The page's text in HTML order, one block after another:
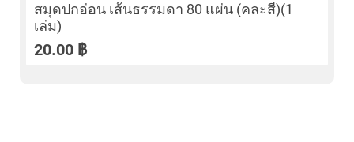
สมุดปกอ่อน เส้นธรรมดา 80 แผ่น (คละสี)(1
เล่ม)
20.00 ฿